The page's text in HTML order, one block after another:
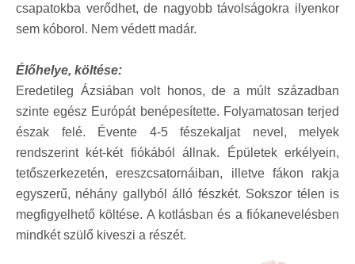
csapatokba verődhet, de nagyobb távolságokra ilyenkor
sem kóborol. Nem védett madár.
Élőhelye, költése:
Eredetileg Ázsiában volt honos, de a múlt században
szinte egész Európát benépesítette. Folyamatosan terjed
észak felé. Évente 4-5 fészekaljat nevel, melyek
rendszerint két-két fiókából állnak. Épületek erkélyein,
tetőszerkezetén, ereszcsatornáiban, illetve fákon rakja
egyszerű, néhány gallyból álló fészkét. Sokszor télen is
megfigyelhető költése. A kotlásban és a fiókanevelésben
mindkét szülő kiveszi a részét.